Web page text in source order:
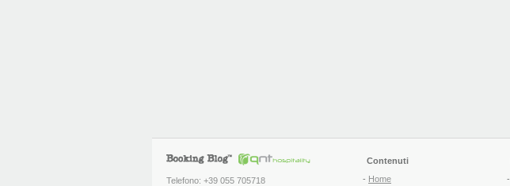
Telefono: +39 055 705718
Contenuti
- Home
-